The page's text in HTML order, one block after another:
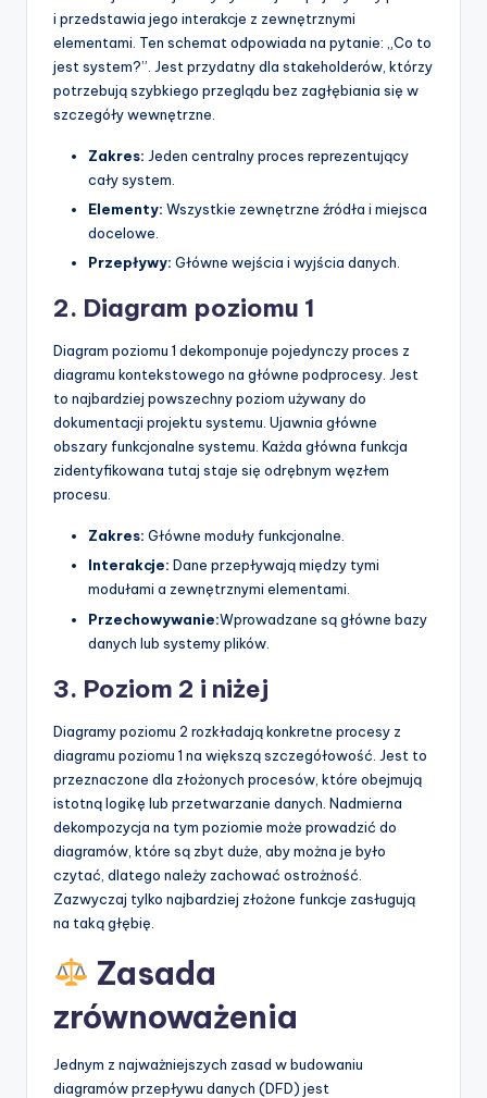
i przedstawia jego interakcje z zewnętrznymi
elementami. Ten schemat odpowiada na pytanie: „Co to
jest system?”. Jest przydatny dla stakeholderów, którzy
potrzebują szybkiego przeglądu bez zagłębiania się w
szczegóły wewnętrzne.
Zakres: Jeden centralny proces reprezentujący
cały system.
Elementy: Wszystkie zewnętrzne źródła i miejsca
docelowe.
Przepływy: Główne wejścia i wyjścia danych.
2. Diagram poziomu 1
Diagram poziomu 1 dekomponuje pojedynczy proces z
diagramu kontekstowego na główne podprocesy. Jest
to najbardziej powszechny poziom używany do
dokumentacji projektu systemu. Ujawnia główne
obszary funkcjonalne systemu. Każda główna funkcja
zidentyfikowana tutaj staje się odrębnym węzłem
procesu.
Zakres: Główne moduły funkcjonalne.
Interakcje: Dane przepływają między tymi
modułami a zewnętrznymi elementami.
Przechowywanie:Wprowadzane są główne bazy
danych lub systemy plików.
3. Poziom 2 i niżej
Diagramy poziomu 2 rozkładają konkretne procesy z
diagramu poziomu 1 na większą szczegółowość. Jest to
przeznaczone dla złożonych procesów, które obejmują
istotną logikę lub przetwarzanie danych. Nadmierna
dekompozycja na tym poziomie może prowadzić do
diagramów, które są zbyt duże, aby można je było
czytać, dlatego należy zachować ostrożność.
Zazwyczaj tylko najbardziej złożone funkcje zasługują
na taką głębię.
Zasada
zrównoważenia
Jednym z najważniejszych zasad w budowaniu
diagramów przepływu danych (DFD) jest